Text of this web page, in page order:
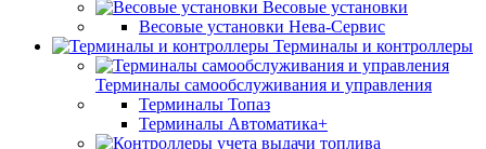
Весовые установки
Весовые установки Нева-Сервис
Терминалы и контроллеры
Терминалы самообслуживания и управления
Терминалы Топаз
Терминалы Автоматика+